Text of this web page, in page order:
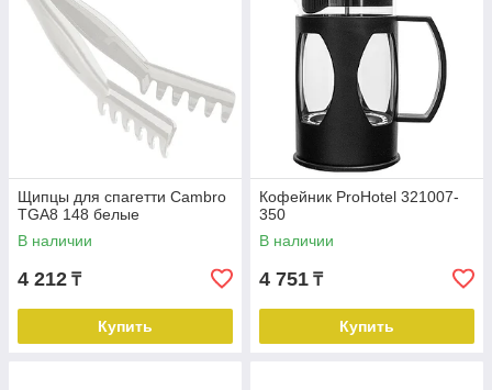
Щипцы для спагетти Cambro
TGA8 148 белые
В наличии
4 212 ₸
Купить
Кофейник ProHotel 321007-
350
В наличии
4 751 ₸
Купить